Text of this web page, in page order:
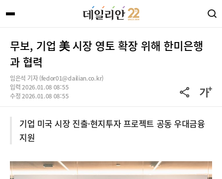
무보, 기업 美 시장 영토 확장 위해 한미은행
과 협력
임은석 기자 (fedor01@dailian.co.kr)
입력 2026.01.08 08:55
수정 2026.01.08 08:55
기업 미국 시장 진출·현지투자 프로젝트 공동 우대금융
지원